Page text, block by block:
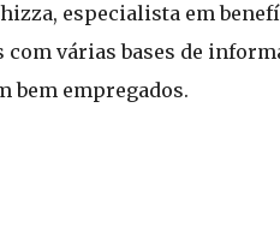
especialista em
com várias bases de
bem empregados.